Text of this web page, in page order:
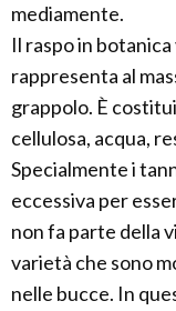
mediamente.
Il raspo in
rappresenta al
grappolo. È
cellulosa, acqua,
Specialmente i
eccessiva per
non fa parte della
varietà che sono
nelle bucce. In